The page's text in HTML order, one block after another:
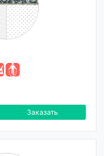
Заказать